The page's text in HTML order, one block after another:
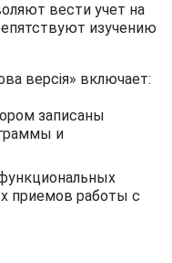
вести учет на
изучению
версія» включает:
записаны
и
приемов работы с